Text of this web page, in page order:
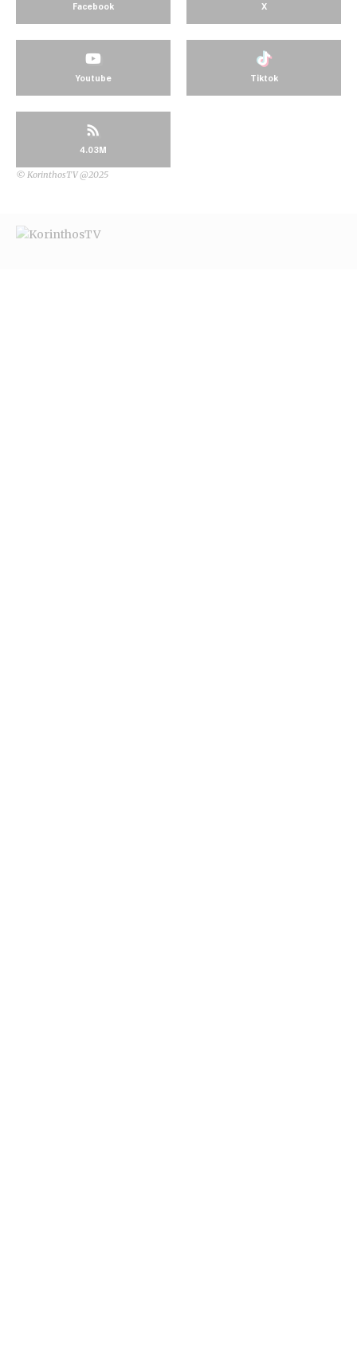
Facebook X
Youtube Tiktok
4.03M
© KorinthosTV @2025